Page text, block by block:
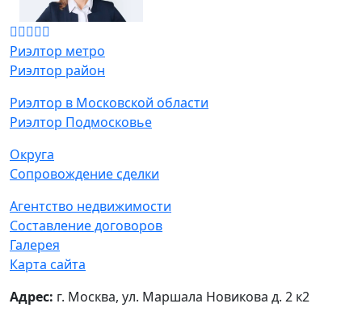
Риэлтор метро
Риэлтор район
Риэлтор в Московской области
Риэлтор Подмосковье
Округа
Сопровождение сделки
Агентство недвижимости
Составление договоров
Галерея
Карта сайта
Адрес: г. Москва, ул. Маршала Новикова д. 2 к2